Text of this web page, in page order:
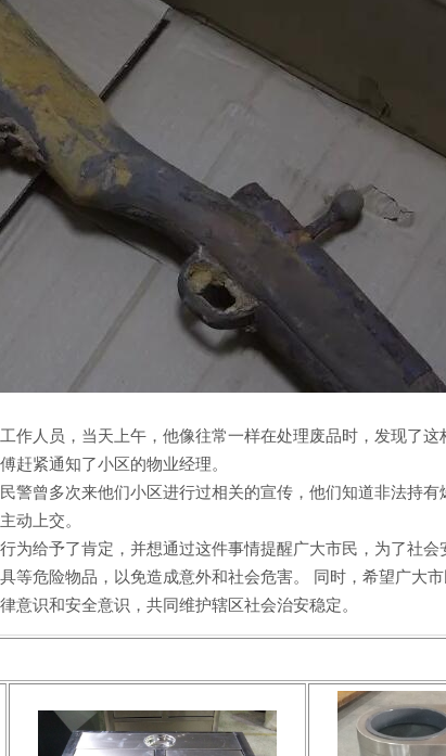
作人员，当天上午，他像往常一样在处理废品时，发现了
赶紧通知了小区的物业经理。
警曾多次来他们小区进行过相关的宣传，他们知道非法持
动上交。
为给予了肯定，并想通过这件事情提醒广大市民，为了社
等危险物品，以免造成意外和社会危害。 同时，希望广大
意识和安全意识，共同维护辖区社会治安稳定。